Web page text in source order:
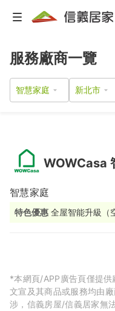
服務廠商一覽
智慧家庭
WOWCasa
智慧家庭
特色優惠 全屋智能升級（
*本網頁/APP廣告頁僅提
文宣及其商品或服務均由
涉，信義房屋/信義居家無